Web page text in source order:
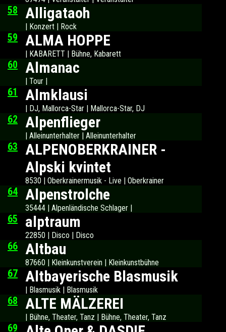
58 Alligataoh
| Konzert | Rock
59 ALMA HOPPE
| KABARETT | Bühne, Kabarett
60 Almanac
| Tour |
61 Almklausi
| DJ, Mallorca-Star | Mallorca-Star, DJ
62 Alpenflieger
| Alleinunterhalter | Alleinunterhalter
63
ALPENOBERKRAINER -
Alpski kvintet
8530 | Oberkrainermusik - Live | Oberkrainer
64 Alpenstrolche
35444 | Alpenländische Schlager |
65 alptraum
22850 | Disco | Disco
66 Altbau
87660 | Kleinkunstverein | Kleinkunstbühne
67 Altbayerische Blasmusik
| Blasmusik | Blasmusik
68 ALTE MÄLZEREI
| Bühne, Theater, Tanz | Bühne, Theater, Tanz
69